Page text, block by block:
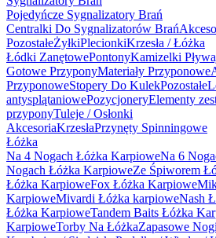
Pojedyńcze Sygnalizatory Brań
Centralki Do Sygnalizatorów Brań
PozostałeŻyłkiPlecionki
Łódki ZanętowePontonyKamizelki
Gotowe PrzyponyMateriały Przyponowe
PrzyponoweStopery Do KulekPozostałe
antysplątaniowePozycjoneryElementy
przyponyTuleje / Osłonki
Krzesła / Łóżka
AkcesoriaKrzesła
Łóżka
Na 4 Nogach Łóżka KarpioweNa 6
Nogach Łóżka KarpioweZe Śpiworem
Łóżka KarpioweFox Łóżka Karpiowe
KarpioweMivardi Łóżka karpioweNash
Łóżka KarpioweTandem Baits Łóżka
KarpioweTorby Na ŁóżkaZapasowe
Przynęty Spinningowe